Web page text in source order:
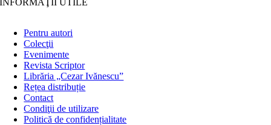
INFORMAŢII UTILE
Pentru autori
Colecţii
Evenimente
Revista Scriptor
Librăria „Cezar Ivănescu”
Rețea distribuție
Contact
Condiţii de utilizare
Politică de confidențialitate